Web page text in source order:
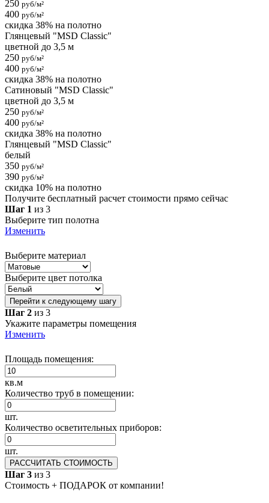
250 руб/м²
400 руб/м²
скидка 38% на полотно
Глянцевый "MSD Classic"
цветной до 3,5 м
250 руб/м²
400 руб/м²
скидка 38% на полотно
Сатиновый "MSD Classic"
цветной до 3,5 м
250 руб/м²
400 руб/м²
скидка 38% на полотно
Глянцевый "MSD Classic"
белый
350 руб/м²
390 руб/м²
скидка 10% на полотно
Получите бесплатный расчет стоимости прямо сейчас
Шаг 1 из 3
Выберите тип полотна
Изменить
Выберите материал
Выберите цвет потолка
Перейти к следующему шагу
Шаг 2 из 3
Укажите параметры помещения
Изменить
Площадь помещения:
кв.м
Количество труб в помещении:
шт.
Количество осветительных приборов:
шт.
РАССЧИТАТЬ СТОИМОСТЬ
Шаг 3 из 3
Стоимость + ПОДАРОК от компании!